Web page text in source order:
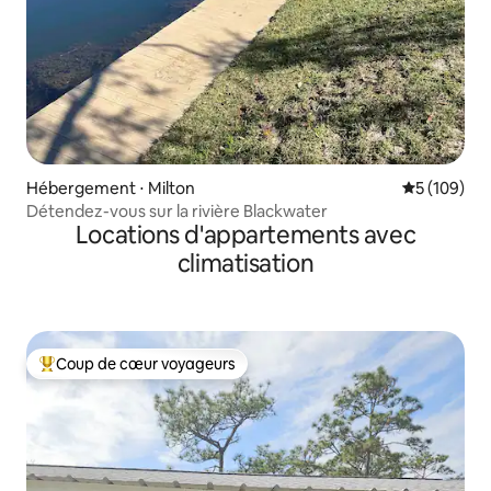
Hébergement ⋅ Milton Évaluation
5 (109)
Détendez-vous sur la rivière Blackwater
Locations d'appartements avec
climatisation
Coups de cœur voyageurs les plus appréciés
Coup de cœur voyageurs